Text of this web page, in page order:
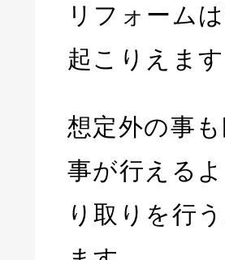
リフォーム
起こりえます
想定外の事
事が行える
り取りを行